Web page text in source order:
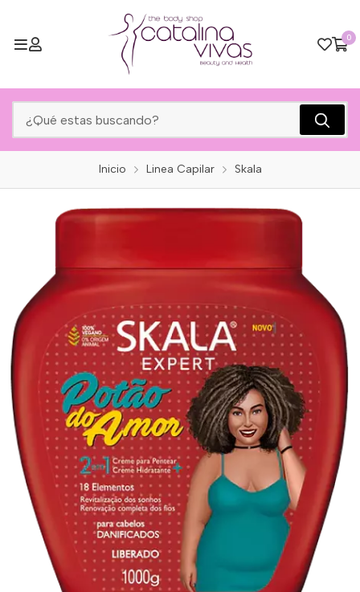
0
Inicio Linea Capilar Skala